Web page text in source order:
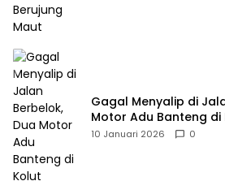
Gagal Menyalip di
Motor Adu Banteng di
10 Januari 2026 0